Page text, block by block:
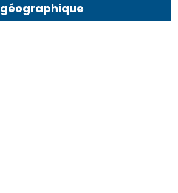
géographique